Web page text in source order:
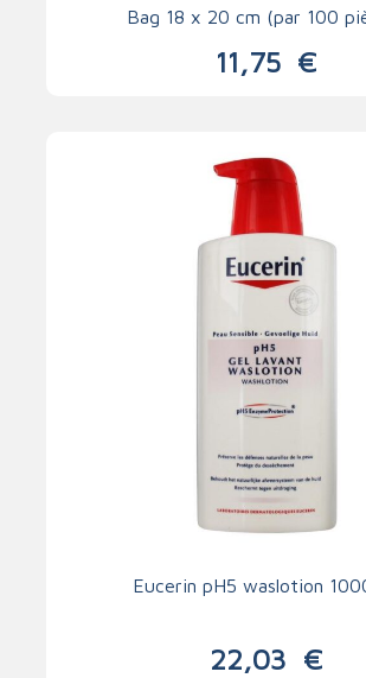
Bag 18 x 20 cm (par 100
11,75 €
Eucerin pH5 waslotion
22,03 €